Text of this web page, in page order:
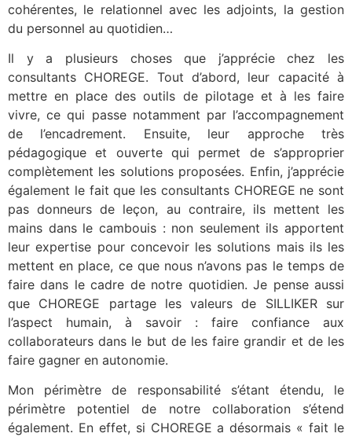
cohérentes, le relationnel avec les adjoints, la gestion
du personnel au quotidien…
Il y a plusieurs choses que j’apprécie chez les
consultants CHOREGE. Tout d’abord, leur capacité à
mettre en place des outils de pilotage et à les faire
vivre, ce qui passe notamment par l’accompagnement
de l’encadrement. Ensuite, leur approche très
pédagogique et ouverte qui permet de s’approprier
complètement les solutions proposées. Enfin, j’apprécie
également le fait que les consultants CHOREGE ne sont
pas donneurs de leçon, au contraire, ils mettent les
mains dans le cambouis : non seulement ils apportent
leur expertise pour concevoir les solutions mais ils les
mettent en place, ce que nous n’avons pas le temps de
faire dans le cadre de notre quotidien. Je pense aussi
que CHOREGE partage les valeurs de SILLIKER sur
l’aspect humain, à savoir : faire confiance aux
collaborateurs dans le but de les faire grandir et de les
faire gagner en autonomie.
Mon périmètre de responsabilité s’étant étendu, le
périmètre potentiel de notre collaboration s’étend
également. En effet, si CHOREGE a désormais « fait le